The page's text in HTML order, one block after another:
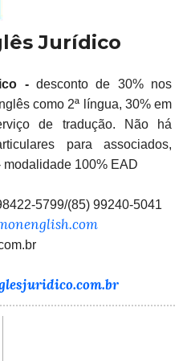
Jurídico
- desconto de 30% nos
como 2ª língua, 30% em
de tradução. Não há
para associados,
100% EAD
5799/(85) 99240-5041